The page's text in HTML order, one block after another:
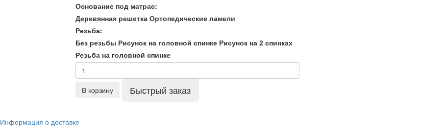
Основание под матрас:
Деревянная решетка Ортопедические ламели
Резьба:
Без резьбы Рисунок на головной спинке Рисунок на 2 спинках
Резьба на головной спинке
В корзину Быстрый заказ
Информация о доставке